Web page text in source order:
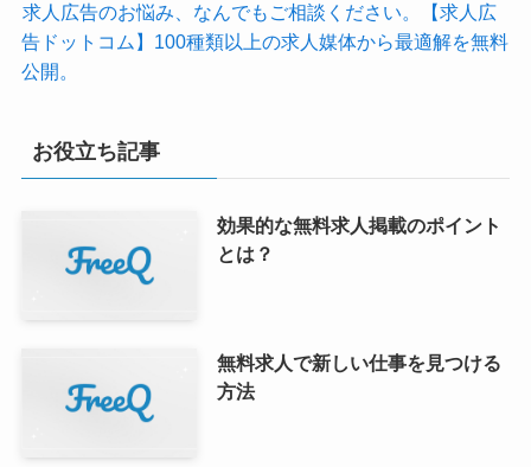
求人広告のお悩み、なんでもご相談ください。【求人広
告ドットコム】100種類以上の求人媒体から最適解を無料
公開。
お役立ち記事
効果的な無料求人掲載のポイント
とは？
無料求人で新しい仕事を見つける
方法